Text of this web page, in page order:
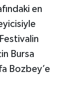
en
Bursa
Bozbey’e